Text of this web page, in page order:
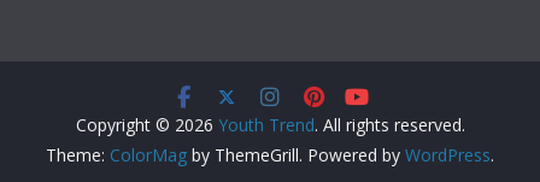
Copyright © 2026 Youth Trend. All rights reserved.
Theme: ColorMag by ThemeGrill. Powered by WordPress.